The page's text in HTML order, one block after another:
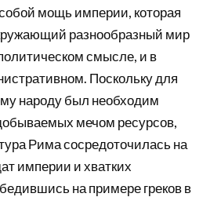
мощь империи, которая
разнообразный мир
смысле, и в
Поскольку для
народу был необходим
мечом ресурсов,
Рима сосредоточилась на
империи и хватких
на примере греков в